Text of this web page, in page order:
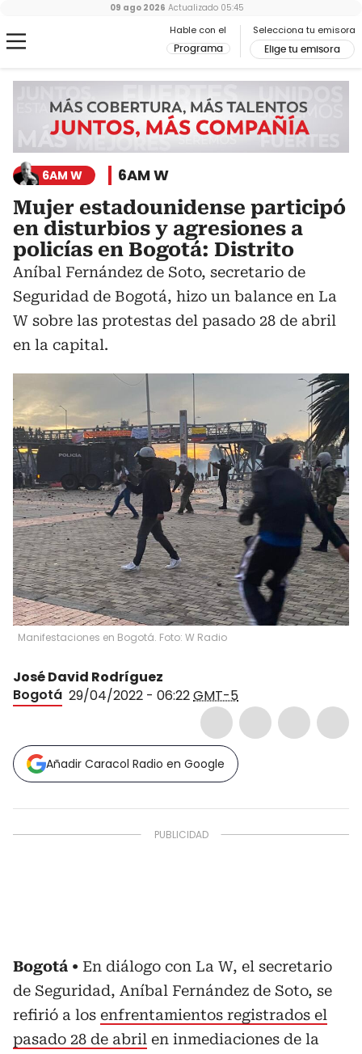
Hable con el
Programa
Selecciona tu emisora
Elige tu emisora
09 ago 2026 Actualizado 05:45
6AM W 6AM W
Mujer estadounidense participó
en disturbios y agresiones a
policías en Bogotá: Distrito
Aníbal Fernández de Soto, secretario de
Seguridad de Bogotá, hizo un balance en La
W sobre las protestas del pasado 28 de abril
en la capital.
Manifestaciones en Bogotá. Foto: W Radio
José David Rodríguez
Bogotá 29/04/2022 - 06:22GMT-5
Añadir Caracol Radio en Google
Bogotá
En diálogo con La W, el secretario
de Seguridad, Aníbal Fernández de Soto, se
refirió a los enfrentamientos registrados el
pasado 28 de abril en inmediaciones de la